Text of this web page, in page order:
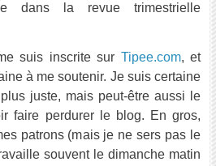
dans la revue trimestrielle
suis inscrite sur Tipee.com, et
à me soutenir. Je suis certaine
juste, mais peut-être aussi le
faire perdurer le blog. En gros,
patrons (mais je ne sers pas le
souvent le dimanche matin